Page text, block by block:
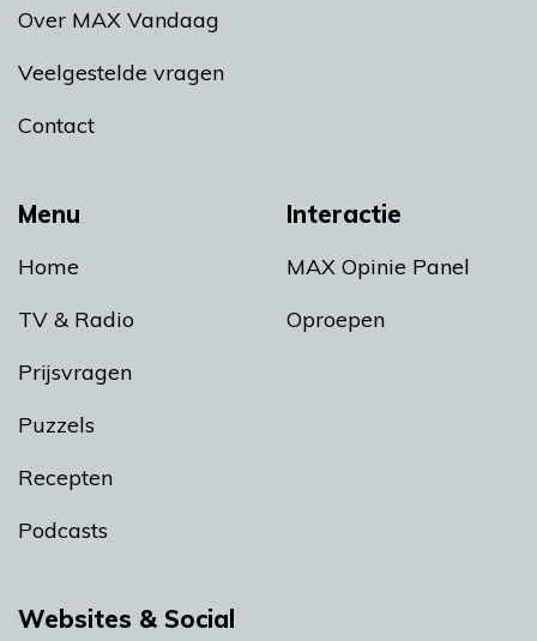
Menu
Home
TV & Radio
Prijsvragen
Puzzels
Recepten
Podcasts
Interactie
MAX Opinie Panel
Oproepen
Over MAX Vandaag
Veelgestelde vragen
Contact
Websites & Social